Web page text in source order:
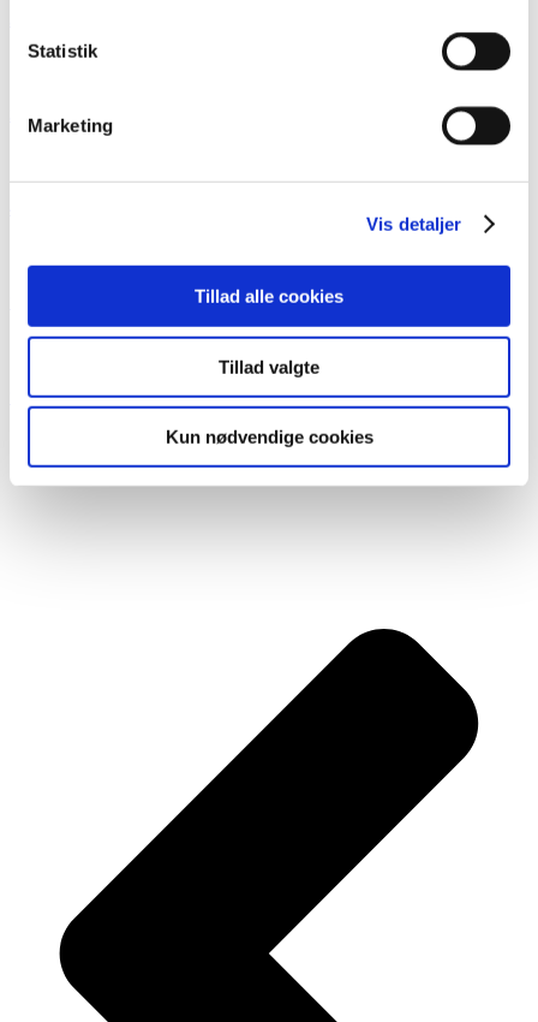
Statistik
Marketing
Vis detaljer
Tillad alle cookies
Tillad valgte
Kun nødvendige cookies
30×40 cm Disruption i Thy
70×50 cm Løbebånd i Thy